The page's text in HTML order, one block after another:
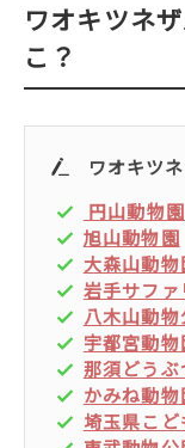
ワオキツネ
こ？
ワオキツ
円山動物園
旭山動物園
大森山動物
岩手サファ
八木山動物
宇都宮動物
那須どうぶ
かみね動物
埼玉県こ